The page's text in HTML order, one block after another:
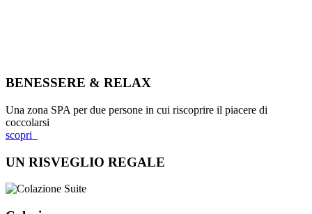
BENESSERE & RELAX
Una zona SPA per due persone in cui riscoprire il piacere di
coccolarsi
scopri
UN RISVEGLIO REGALE